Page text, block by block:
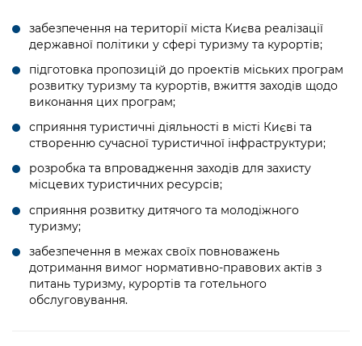
забезпечення на території міста Києва реалізації
державної політики у сфері туризму та курортів;
підготовка пропозицій до проектів міських програм
розвитку туризму та курортів, вжиття заходів щодо
виконання цих програм;
сприяння туристичні діяльності в місті Києві та
створенню сучасної туристичної інфраструктури;
розробка та впровадження заходів для захисту
місцевих туристичних ресурсів;
сприяння розвитку дитячого та молодіжного
туризму;
забезпечення в межах своїх повноважень
дотримання вимог нормативно-правових актів з
питань туризму, курортів та готельного
обслуговування.